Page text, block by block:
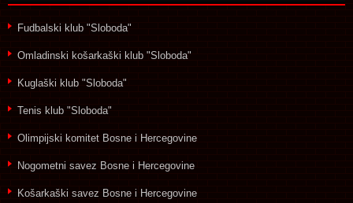
Fudbalski klub "Sloboda"
Omladinski košarkaški klub "Sloboda"
Kuglaški klub "Sloboda"
Tenis klub "Sloboda"
Olimpijski komitet Bosne i Hercegovine
Nogometni savez Bosne i Hercegovine
Košarkaški savez Bosne i Hercegovine